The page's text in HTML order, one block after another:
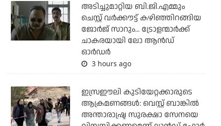
അടിച്ചുമാറ്റിയ ബി.ജി.എമ്മും
ചെസ്റ്റ് വര്‍ക്കൗട്ട് കഴിഞ്ഞിറങ്ങിയ
ജോര്‍ജ് സാറും... ട്രോളന്മാര്‍ക്ക്
ചാകരയായി ലോ ആന്‍ഡ്
ഓര്‍ഡര്‍
3 hours ago
ഇസ്രഈലി കുടിയേറ്റക്കാരുടെ
ആക്രമണങ്ങള്‍: വെസ്റ്റ് ബാങ്കില്‍
അന്താരാഷ്ട്ര സുരക്ഷാ സേനയെ